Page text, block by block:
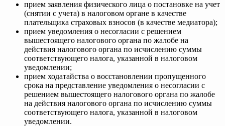
прием заявления физического лица о постановке на учет
(снятии с учета) в налоговом органе в качестве
плательщика страховых взносов (в качестве медиатора);
прием уведомления о несогласии с решением
вышестоящего налогового органа по жалобе на
действия налогового органа по исчислению суммы
соответствующего налога, указанной в налоговом
уведомлении;
прием ходатайства о восстановлении пропущенного
срока на представление уведомления о несогласии с
решением вышестоящего налогового органа по жалобе
на действия налогового органа по исчислению суммы
соответствующего налога, указанной в налоговом
уведомлении.